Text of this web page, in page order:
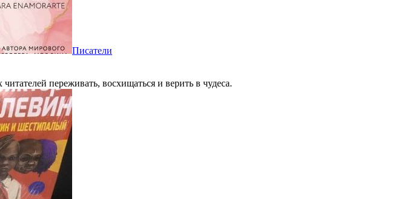
Писатели
переживать, восхищаться и верить в чудеса.